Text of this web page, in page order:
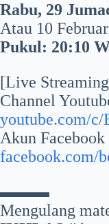
Rabu, 29
Atau 10
Pukul: 20:10
[Live
Channel
youtube.com/
Akun
facebook.com/
▬▬▬
Mengulang